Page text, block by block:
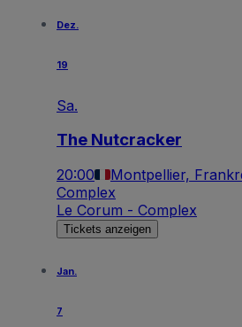
Dez.
19
Sa.
The Nutcracker
20:00 Montpellier,
Complex
Le Corum - Complex
Tickets anzeigen
Jan.
7